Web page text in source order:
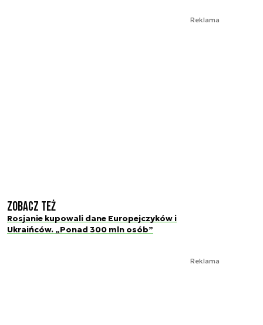
Reklama
Zobacz też
Rosjanie kupowali dane Europejczyków i
Ukraińców. „Ponad 300 mln osób”
Reklama